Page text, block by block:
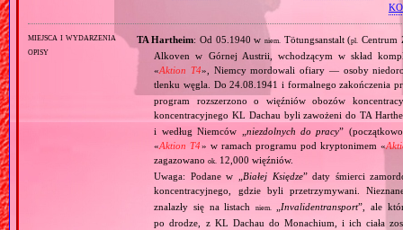
miejsca i wydarzenia
opisy
TA Hartheim: Od 05.1940 w niem. Tötungsanstalt (pl. Centrum
Alkoven w Górnej Austrii, wchodzącym w skład
«Aktion T4», Niemcy mordowali ofiary — osoby
tlenku węgla. Do 24.08.1941 i formalnego zakończenia
program rozszerzono o więźniów obozów
koncentracyjnego KL Dachau byli zawożeni do TA
i według Niemców „ niezdolnych do pracy”
«Aktion T4» w ramach programu pod kryptonimem «
zagazowanook. 12,000 więźniów.
Uwaga: Podane w „ Białej Księdze” daty śmierci
koncentracyjnego, gdzie byli przetrzymywani.
znalazły się na listach
niem. Invalidentransport”, ale
po drodze, z KL Dachau do Monachium, i ich ciała